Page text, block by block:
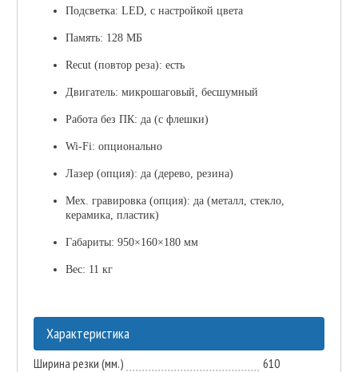
Подсветка: LED, с настройкой цвета
Память: 128 МБ
Recut (повтор реза): есть
Двигатель: микрошаговый, бесшумный
Работа без ПК: да (с флешки)
Wi-Fi: опционально
Лазер (опция): да (дерево, резина)
Мех. гравировка (опция): да (металл, стекло,
керамика, пластик)
Габариты: 950×160×180 мм
Вес: 11 кг
Характеристика
Ширина резки (мм.)
610